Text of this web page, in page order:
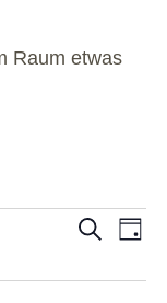
Raum etwas
und
SucheTag